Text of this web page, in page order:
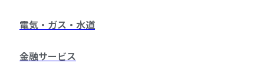
電気・ガス・水道
金融サービス